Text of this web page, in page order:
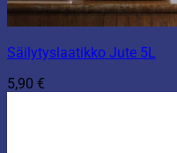
Säilytyslaatikko Jute 5L
5,90 €